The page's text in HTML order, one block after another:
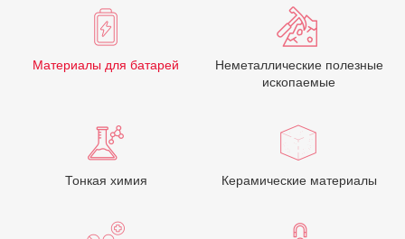
Материалы для батарей
Неметаллические полезные
ископаемые
Тонкая химия Керамические материалы